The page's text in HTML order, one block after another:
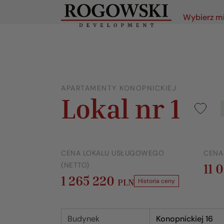
Wybierz
APARTAMENTY KONOPNICKIEJ
Lokal nr 1
CENA LOKALU USŁUGOWEGO
(NETTO)
1 265 220 PLN Historia ceny
11
Budynek
Konopnickiej 16